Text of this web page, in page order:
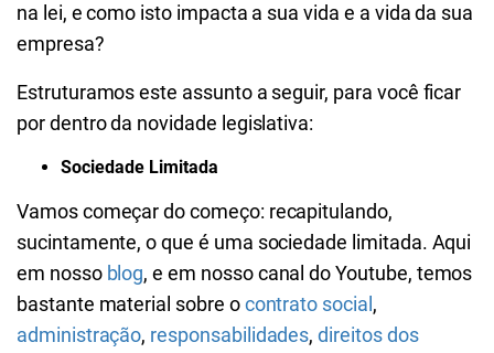
na lei, e como isto impacta a sua vida e a vida da sua
empresa?
Estruturamos este assunto a seguir, para você ficar
por dentro da novidade legislativa:
Sociedade Limitada
Vamos começar do começo: recapitulando,
sucintamente, o que é uma sociedade limitada. Aqui
em nosso blog, e em nosso canal do Youtube, temos
bastante material sobre ocontrato social ,
administração, responsabilidades,direitos dos